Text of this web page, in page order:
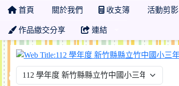
首頁 關於我們 收支簿 活動剪影
作品繳交分享 連結